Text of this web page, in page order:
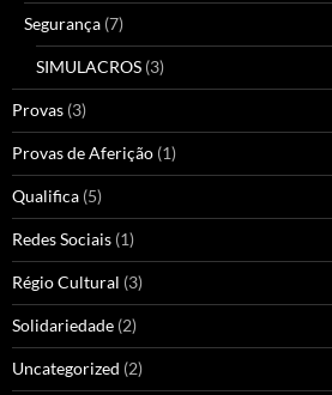
Segurança (7)
SIMULACROS (3)
Provas (3)
Provas de Aferição (1)
Qualifica (5)
Redes Sociais (1)
Régio Cultural (3)
Solidariedade (2)
Uncategorized (2)